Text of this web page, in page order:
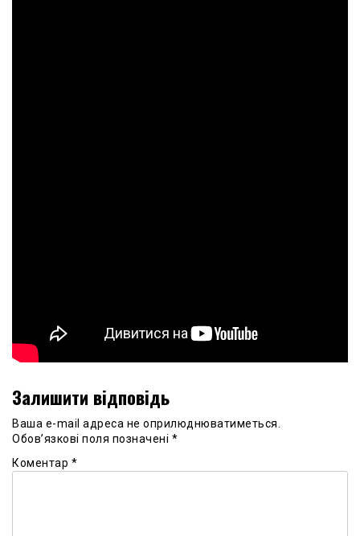
Залишити відповідь
Ваша e-mail адреса не оприлюднюватиметься.
Обов’язкові поля позначені *
Коментар *